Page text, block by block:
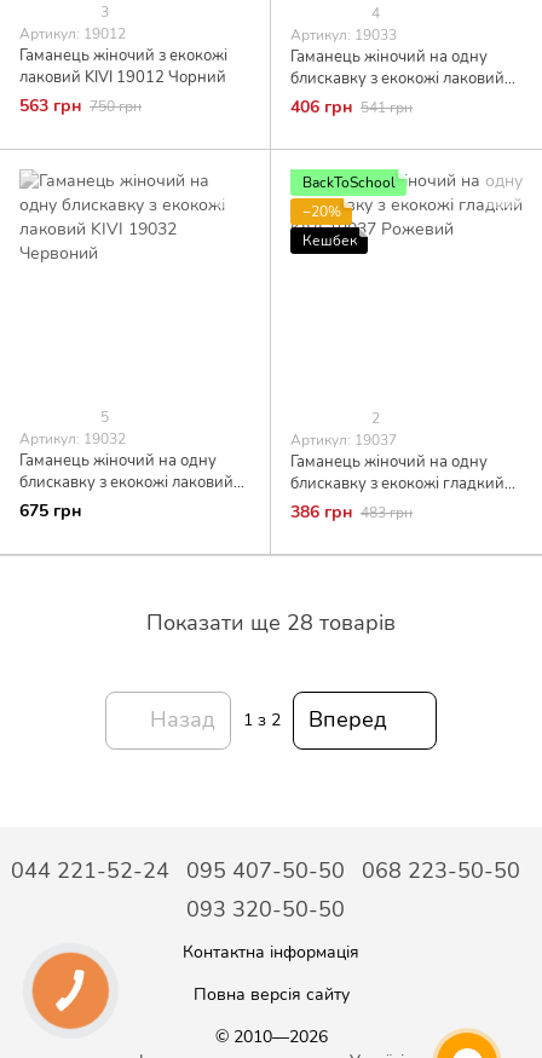
3
Артикул: 19012
Гаманець жіночий з екокожі
лаковий KIVI 19012 Чорний
563 грн 750 грн
4
Артикул: 19033
Гаманець жіночий на одну
блискавку з екокожі лаковий
KIVI 19033 Сірий
406 грн 541 грн
5
Артикул: 19032
Гаманець жіночий на одну
блискавку з екокожі лаковий
KIVI 19032 Червоний
675 грн
BackToSchool
−20%
Кешбек
2
Артикул: 19037
Гаманець жіночий на одну
блискавку з екокожі гладкий
KIVI 19037 Рожевий
386 грн 483 грн
Показати ще 28 товарів
Назад 1 з 2 Вперед
044 221-52-24 095 407-50-50
068 223-50-50
093 320-50-50
Контактна інформація
Повна версія сайту
© 2010—2026